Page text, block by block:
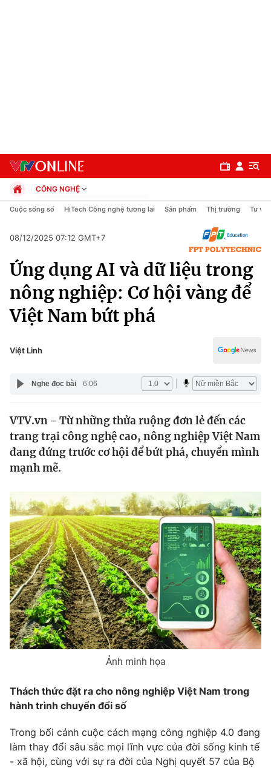
Chính trị
Xã hội
Pháp luật
Y tế
Thế giới
Tin tức
Thế giới đó đây
Câu chuyện quốc tế
Kinh tế
Tài chính
Thị trường
Góc doanh nghiệp
Truyền hình
Phim VTV
Hậu trường
Nhân vật
Khán giả
Giải sao mai
Giải trí
Điện ảnh
Âm nhạc
Sao
Đời sống
Du lịch
Làm đẹp
Chất lượng cuộc sống
Giáo dục
Tuyển sinh
Hitech Công nghệ tương lai
Sản phẩm
Thị trường
Tư vấn
Giao lưu trực tuyến
Lịch phát sóng
CÔNG NGHỆ
Chính trị
Pháp luật
Thể thao
Truyền hình
Văn hóa - Giải trí
Y tế
Công nghệ
Cuộc sống số HiTech Công nghệ tương lai Sản phẩm Thị trường Tư vấn
08/12/2025 07:12 GMT+7
Ứng dụng AI và dữ liệu trong
nông nghiệp: Cơ hội vàng để
Việt Nam bứt phá
Việt Linh
Nghe đọc bài 6:06
VTV.vn - Từ những thửa ruộng đơn lẻ đến các
trang trại công nghệ cao, nông nghiệp Việt Nam
đang đứng trước cơ hội để bứt phá, chuyển mình
mạnh mẽ.
Ảnh minh họa
Thách thức đặt ra cho nông nghiệp Việt Nam trong
hành trình chuyển đổi số
Trong bối cảnh cuộc cách mạng công nghiệp 4.0 đang
làm thay đổi sâu sắc mọi lĩnh vực của đời sống kinh tế
- xã hội, cùng với sự ra đời của Nghị quyết 57 của Bộ